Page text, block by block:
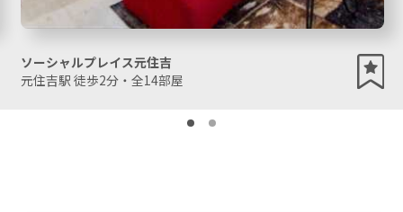
ソーシャルプレイス元住吉
元住吉駅 徒歩2分・全14部屋